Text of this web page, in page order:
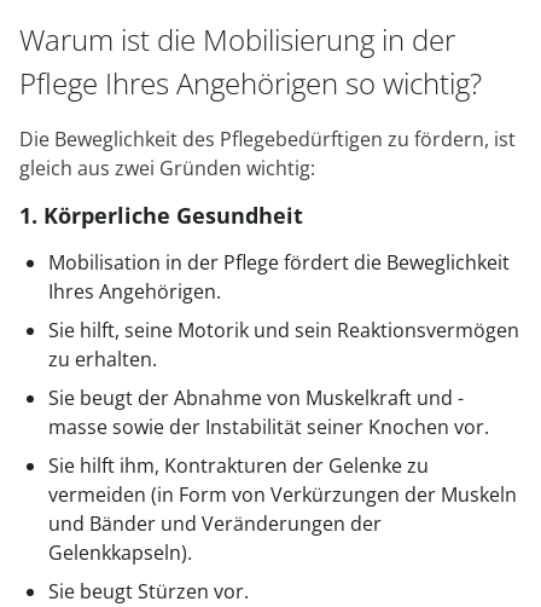
Warum ist die Mobilisierung in der
Pflege Ihres Angehörigen so wichtig?
Die Beweglichkeit des Pflegebedürftigen zu fördern, ist
gleich aus zwei Gründen wichtig:
1. Körperliche Gesundheit
Mobilisation in der Pflege fördert die Beweglichkeit
Ihres Angehörigen.
Sie hilft, seine Motorik und sein Reaktionsvermögen
zu erhalten.
Sie beugt der Abnahme von Muskelkraft und -
masse sowie der Instabilität seiner Knochen vor.
Sie hilft ihm, Kontrakturen der Gelenke zu
vermeiden (in Form von Verkürzungen der Muskeln
und Bänder und Veränderungen der
Gelenkkapseln).
Sie beugt Stürzen vor.